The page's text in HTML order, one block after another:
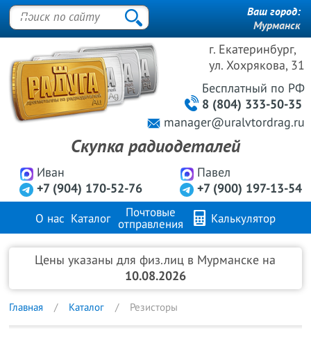
г. Екатеринбург,
ул. Хохрякова, 31
Иван
+7 (904) 170-52-76
Павел
+7 (900) 197-13-54
Бесплатный по РФ
8 (804) 333-50-35
manager@uralvtordrag.ru
Скупка радиодеталей
Ваш город:
Мурманск
О нас Каталог
Почтовые
отправления
Калькулятор
Продажа металлов Контакты
Цены указаны для физ.лиц в Мурманске на
10.08.2026
Главная Каталог Резисторы